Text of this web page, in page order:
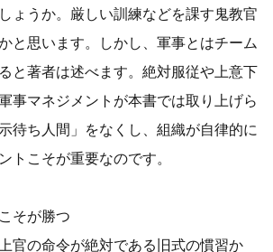
ょうか。厳しい訓練などを課す鬼教官
と思います。しかし、軍事とはチーム
と著者は述べます。絶対服従や上意下
事マネジメントが本書では取り上げら
待ち人間」をなくし、組織が自律的に
トこそが重要なのです。
そが勝つ
官の命令が絶対である旧式の慣習か